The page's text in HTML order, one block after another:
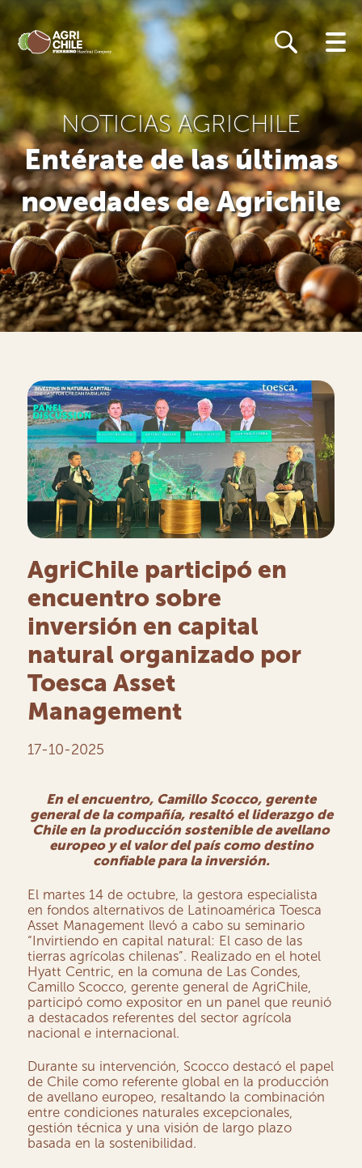
Skip
main
content
NOTICIAS AGRICHILE
Entérate de las últimas
novedades de Agrichile
AgriChile participó en
encuentro sobre
inversión en capital
natural organizado por
Toesca Asset
Management
17-10-2025
En el encuentro, Camillo Scocco, gerente
general de la compañía, resaltó el liderazgo de
Chile en la producción sostenible de avellano
europeo y el valor del país como destino
confiable para la inversión.
El martes 14 de octubre, la gestora especialista
en fondos alternativos de Latinoamérica Toesca
Asset Management llevó a cabo su seminario
“Invirtiendo en capital natural: El caso de las
tierras agrícolas chilenas”. Realizado en el hotel
Hyatt Centric, en la comuna de Las Condes,
Camillo Scocco, gerente general de AgriChile,
participó como expositor en un panel que reunió
a destacados referentes del sector agrícola
nacional e internacional.
Durante su intervención, Scocco destacó el papel
de Chile como referente global en la producción
de avellano europeo, resaltando la combinación
entre condiciones naturales excepcionales,
gestión técnica y una visión de largo plazo
basada en la sostenibilidad.